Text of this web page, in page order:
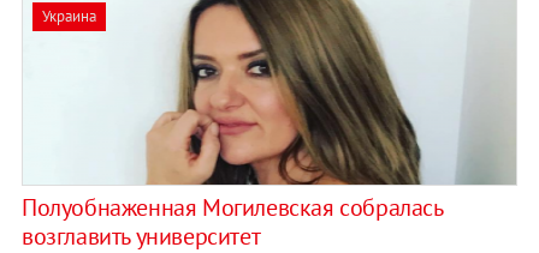
Украина
Полуобнаженная Могилевская собралась
возглавить университет